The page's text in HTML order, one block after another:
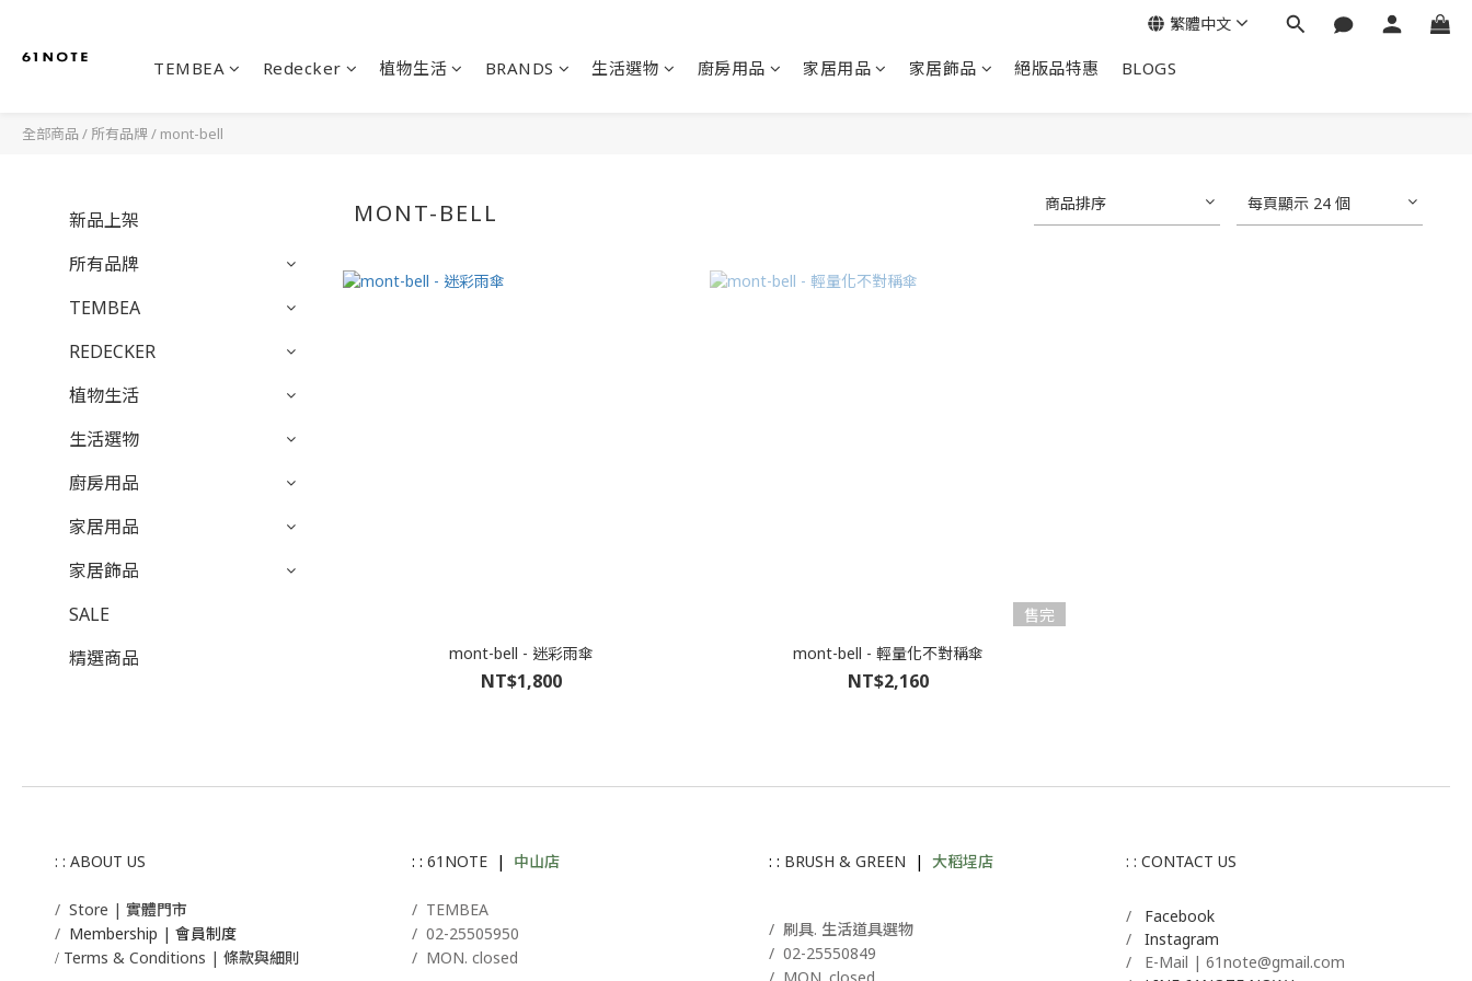
TEMBEA Redecker 植物生活 BRANDS 生活選物 廚房用品 家居用品 家居飾品 絕版品特惠 BLOGS
繁體中文
全部商品 / 所有品牌/ mont-bell
新品上架
所有品牌
TEMBEA
REDECKER
植物生活
生活選物
廚房用品
家居用品
家居飾品
SALE
精選商品
MONT-BELL 商品排序 每頁顯示 24 個
mont-bell - 迷彩雨傘
NT$1,800
售完
mont-bell - 輕量化不對稱傘
NT$2,160
: : ABOUT US
/ Store | 實體門市
/ Membership | 會員制度
/ Terms & Conditions | 條款與細則
: : 61NOTE | 中山店
/ TEMBEA
/ 02-25505950
/ MON. closed
: : BRUSH & GREEN | 大稻埕店
/ 刷具. 生活道具選物
/ 02-25550849
: : CONTACT US
/ Facebook
/ Instagram
/ E-Mail | 61note@gmail.com